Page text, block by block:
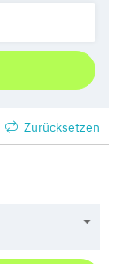
Zurücksetzen